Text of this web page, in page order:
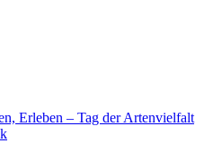
Erleben – Tag der Artenvielfalt